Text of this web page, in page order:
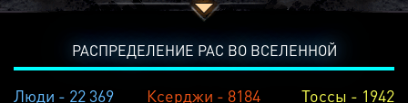
РАСПРЕДЕЛЕНИЕ РАС ВО ВСЕЛЕННОЙ
Люди - 22 369 Ксерджи - 8184 Тоссы - 1942